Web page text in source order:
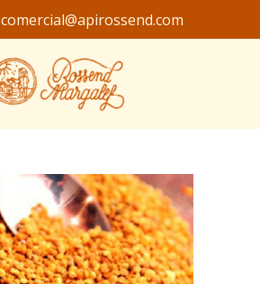
comercial@apirossend.com